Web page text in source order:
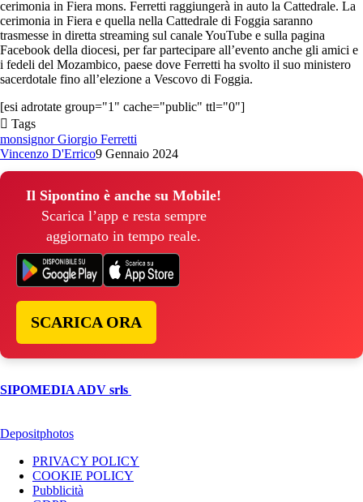
cerimonia in Fiera mons. Ferretti raggiungerà in auto la Cattedrale. La
cerimonia in Fiera e quella nella Cattedrale di Foggia saranno
trasmesse in diretta streaming sul canale YouTube e sulla pagina
Facebook della diocesi, per far partecipare all’evento anche gli amici e
i fedeli del Mozambico, paese dove Ferretti ha svolto il suo ministero
sacerdotale fino all’elezione a Vescovo di Foggia.
[esi adrotate group="1" cache="public" ttl="0"]
Tags
monsignor Giorgio Ferretti
Vincenzo D'Errico9 Gennaio 2024
Il Sipontino è anche su Mobile!
Scarica l’app e resta sempre
aggiornato in tempo reale.
SCARICA ORA
SIPOMEDIA ADV srls
Depositphotos
PRIVACY POLICY
COOKIE POLICY
Pubblicità